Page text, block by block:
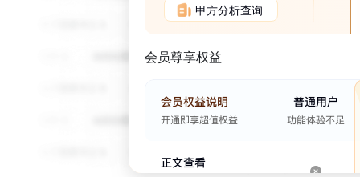
甲方分析查询
会员尊享权益